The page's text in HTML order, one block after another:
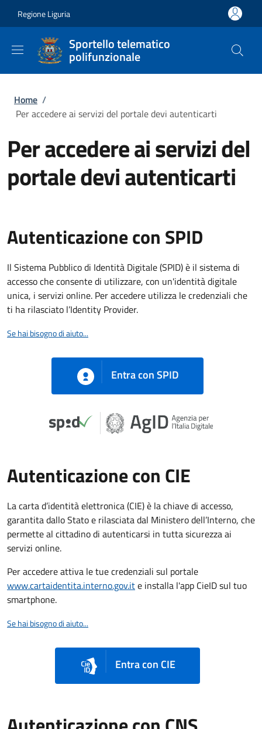
Regione Liguria
Sportello telematico
polifunzionale
Briciole di pane
Home /
Per accedere ai servizi del portale devi autenticarti
Per accedere ai servizi del
portale devi autenticarti
Autenticazione con SPID
Il Sistema Pubblico di Identità Digitale (SPID) è il sistema di
accesso che consente di utilizzare, con un'identità digitale
unica, i servizi online. Per accedere utilizza le credenziali che
ti ha rilasciato l’Identity Provider.
Se hai bisogno di aiuto...
Entra con SPID
Autenticazione con CIE
La carta d’identità elettronica (CIE) è la chiave di accesso,
garantita dallo Stato e rilasciata dal Ministero dell’Interno, che
permette al cittadino di autenticarsi in tutta sicurezza ai
servizi online.
Per accedere attiva le tue credenziali sul portale
www.cartaidentita.interno.gov.ite installa l'app CieID sul tuo
smartphone.
Se hai bisogno di aiuto...
Entra con CIE